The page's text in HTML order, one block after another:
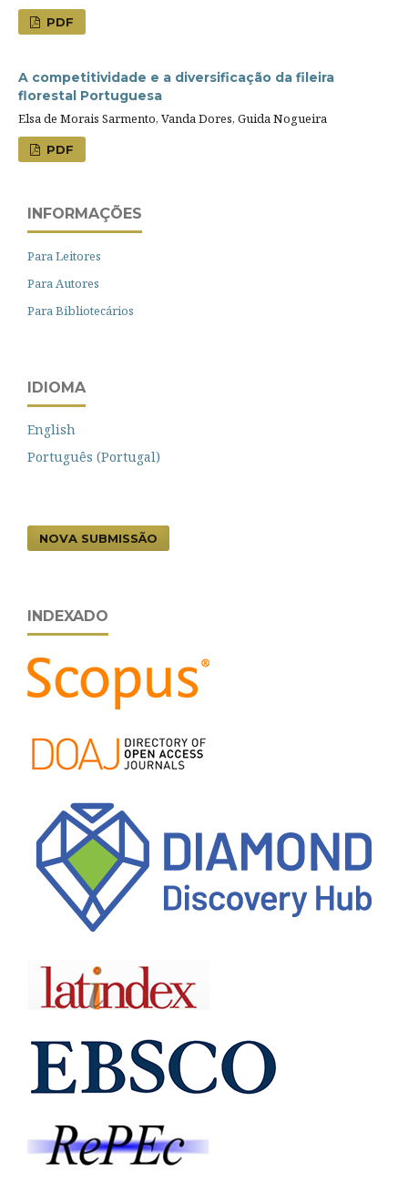
PDF
A competitividade e a diversificação da fileira
florestal Portuguesa
Elsa de Morais Sarmento, Vanda Dores, Guida Nogueira
PDF
INFORMAÇÕES
Para Leitores
Para Autores
Para Bibliotecários
IDIOMA
English
Português (Portugal)
NOVA SUBMISSÃO
INDEXADO